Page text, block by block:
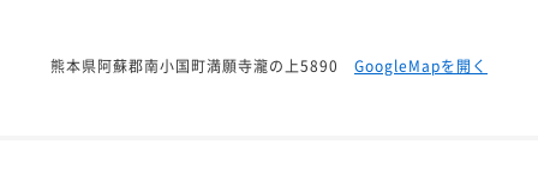
熊本県阿蘇郡南小国町満願寺瀧の上5890 GoogleMapを開く